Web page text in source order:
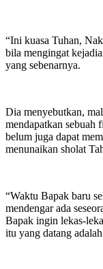
“Ini kuasa Tuhan,
bila mengingat
yang sebenarnya.
Dia menyebutkan,
mendapatkan sebuah
belum juga dapat
menunaikan sholat
“Waktu Bapak baru
mendengar ada
Bapak ingin lekas-
itu yang datang